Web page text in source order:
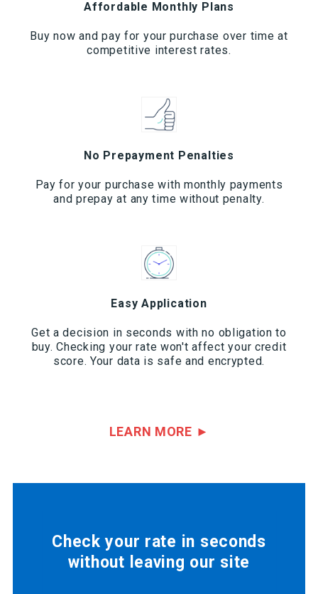
Affordable Monthly Plans
Buy now and pay for your purchase over time at
competitive interest rates.
No Prepayment Penalties
Pay for your purchase with monthly payments
and prepay at any time without penalty.
Easy Application
Get a decision in seconds with no obligation to
buy. Checking your rate won't affect your credit
score. Your data is safe and encrypted.
LEARN MORE ►
Check your rate in seconds
without leaving our site